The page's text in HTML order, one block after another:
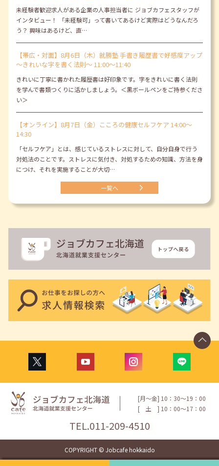
未経験者歓迎求人がある企業の人事担当者に ジョブカフェスタッフが
インタビュー！ 「未経験可」って書いてあるけど実際はどうなんだろ
う？ 興味はあるけど、直…
【帯広・対面】8月6日（木）就勝塾 手書き履歴書で好感度アップ
～きれいな字を書く法則～ 11:00～11:40
きれいに丁寧に書かれた履歴書は好印象です。字をきれいに書く法則
を学んで書類つくりに活かしましょう。＜黒ボールペンをご持参くださ
い＞
【オンライン】8月7日（金）こころの健康セルフケア 14:00～
14:30
「セルフケア」とは、感じているストレスに対して、自分自身で行う
対処法のことです。ストレスに気付き、対処するための知識、方法を身
につけ、それを実施することが大切…
一覧へ
[月〜金] 10：30〜19：00
[
土 ] 10：00〜17：00
TEL.011-209-4510
COPYRIGHT © Jobcafe hokkaido